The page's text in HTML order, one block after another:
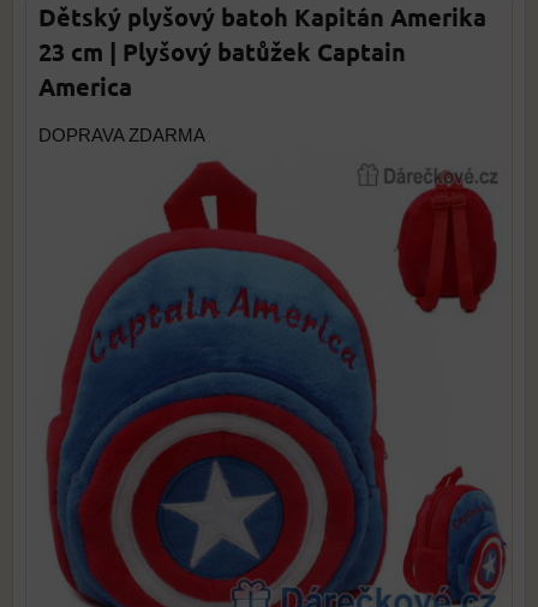
Dětský plyšový batoh Kapitán Amerika
23 cm | Plyšový batůžek Captain
America
DOPRAVA ZDARMA